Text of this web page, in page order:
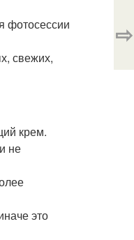
фотосессии
свежих,
крем.
не
это
⇨